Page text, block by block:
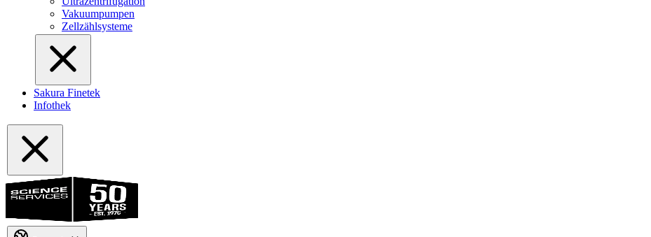
Vakuumpumpen
Zellzählsysteme
Sakura Finetek
Infothek